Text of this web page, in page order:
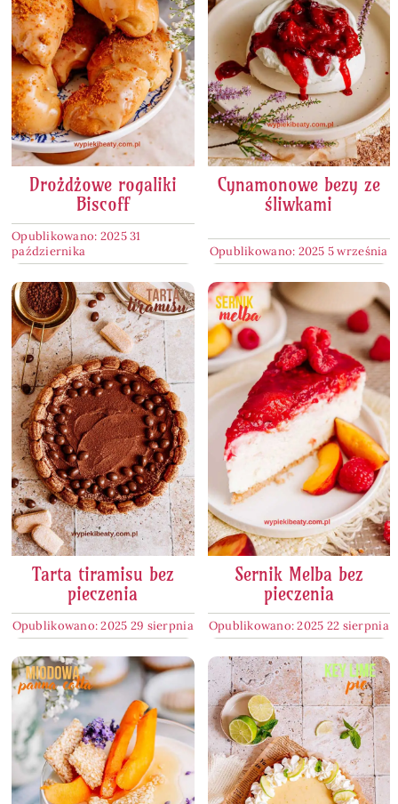
Drożdżowe rogaliki
Biscoff
Opublikowano: 2025 31
października
Cynamonowe bezy ze
śliwkami
Opublikowano: 2025 5 września
Tarta tiramisu bez
pieczenia
Opublikowano: 2025 29 sierpnia
Sernik Melba bez
pieczenia
Opublikowano: 2025 22 sierpnia